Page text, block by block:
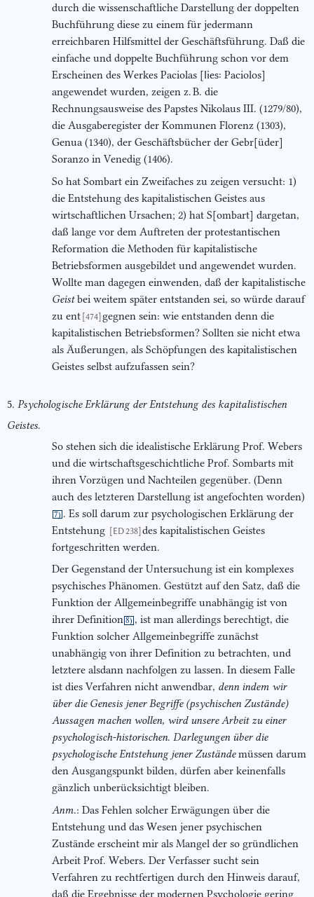
durch die wissenschaftliche Darstellung der doppelten
Buchführung diese zu einem für jedermann
erreichbaren Hilfsmittel der Geschäftsführung. Daß die
einfache und doppelte Buchführung schon vor dem
Erscheinen des Werkes Paciolas [lies: Paciolos]
angewendet wurden, zeigen z. B. die
Rechnungsausweise des Papstes Nikolaus III. (1279/80),
die Ausgaberegister der Kommunen Florenz (1303),
Genua (1340), der Geschäftsbücher der Gebr[üder]
Soranzo in Venedig (1406).
So hat Sombart ein Zweifaches zu zeigen versucht: 1)
die Entstehung des kapitalistischen Geistes aus
wirtschaftlichen Ursachen; 2) hat S[ombart] dargetan,
daß lange vor dem Auftreten der protestantischen
Reformation die Methoden für kapitalistische
Betriebsformen ausgebildet und angewendet wurden.
Wollte man dagegen einwenden, daß der kapitalistische
Geistbei weitem später entstanden sei, so würde darauf
zu ent [474] gegnen sein: wie entstanden denn die
kapitalistischen Betriebsformen? Sollten sie nicht etwa
als Äußerungen, als Schöpfungen des kapitalistischen
Geistes selbst aufzufassen sein?
5. Psychologische Erklärung der Entstehung des kapitalistischen
Geistes.
So stehen sich die idealistische Erklärung Prof. Webers
und die wirtschaftsgeschichtliche Prof. Sombarts mit
ihren Vorzügen und Nachteilen gegenüber. (Denn
auch des letzteren Darstellung ist angefochten worden)
7) . Es soll darum zur psychologischen Erklärung der
Entstehung
[ED 238] des kapitalistischen Geistes
fortgeschritten werden.
Der Gegenstand der Untersuchung ist ein komplexes
psychisches Phänomen. Gestützt auf den Satz, daß die
Funktion der Allgemeinbegriffe unabhängig ist von
ihrer Definition 8) , ist man allerdings berechtigt, die
Funktion solcher Allgemeinbegriffe zunächst
unabhängig von ihrer Definition zu betrachten, und
letztere alsdann nachfolgen zu lassen. In diesem Falle
ist dies Verfahren nicht anwendbar, denn indem wir
über die Genesis jener Begriffe (psychischen Zustände)
Aussagen machen wollen, wird unsereArbeit zu einer
psychologisch-historischen. Darlegungen über die
psychologische Entstehung jener Zuständemüssen darum
den Ausgangspunkt bilden, dürfen aber keinenfalls
gänzlich unberücksichtigt bleiben.
Anm.: Das Fehlen solcher Erwägungen über die
Entstehung und das Wesen jener psychischen
Zustände erscheint mir als Mangel der so gründlichen
Arbeit Prof. Webers. Der Verfasser sucht sein
Verfahren zu rechtfertigen durch den Hinweis darauf,
daß die Ergebnisse der modernen Psychologie gering